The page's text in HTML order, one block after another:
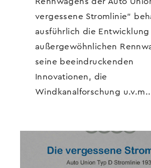
vergessene Stromlinie“
ausführlich die Entwicklung
außergewöhnlichen
seine beeindruckenden
Innovationen, die
Windkanalforschung u.v.m..